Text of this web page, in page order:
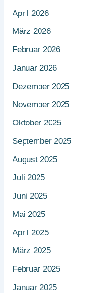
April 2026
März 2026
Februar 2026
Januar 2026
Dezember 2025
November 2025
Oktober 2025
September 2025
August 2025
Juli 2025
Juni 2025
Mai 2025
April 2025
März 2025
Februar 2025
Januar 2025